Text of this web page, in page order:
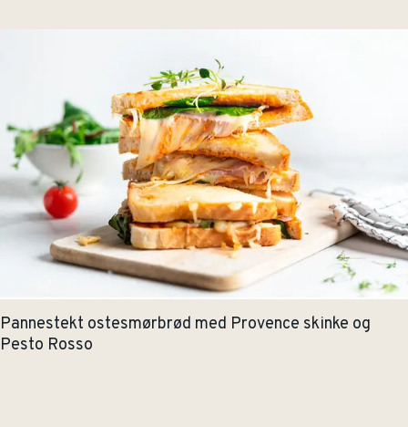
Pannestekt ostesmørbrød med Provence skinke og
Pesto Rosso